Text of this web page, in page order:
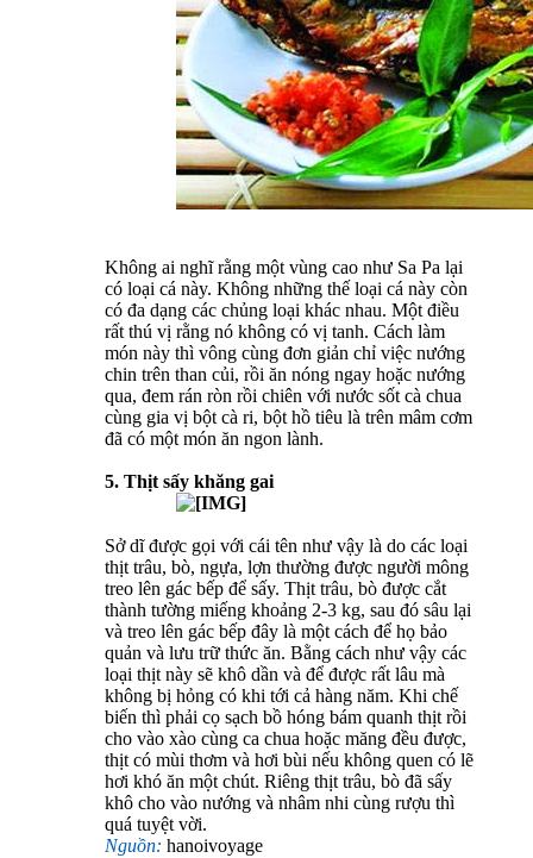
Không ai nghĩ rằng một vùng cao như Sa Pa lại
có loại cá này. Không những thế loại cá này còn
có đa dạng các chủng loại khác nhau. Một điều
rất thú vị rằng nó không có vị tanh. Cách làm
món này thì vông cùng đơn giản chỉ việc nướng
chin trên than củi, rồi ăn nóng ngay hoặc nướng
qua, đem rán ròn rồi chiên với nước sốt cà chua
cùng gia vị bột cà ri, bột hồ tiêu là trên mâm cơm
đã có một món ăn ngon lành.
5. Thịt sấy khăng gai
Sở dĩ được gọi với cái tên như vậy là do các loại
thịt trâu, bò, ngựa, lợn thường được người mông
treo lên gác bếp để sấy. Thịt trâu, bò được cắt
thành tường miếng khoảng 2-3 kg, sau đó sâu lại
và treo lên gác bếp đây là một cách để họ bảo
quản và lưu trữ thức ăn. Bằng cách như vậy các
loại thịt này sẽ khô dần và để được rất lâu mà
không bị hỏng có khi tới cả hàng năm. Khi chế
biến thì phải cọ sạch bồ hóng bám quanh thịt rồi
cho vào xào cùng ca chua hoặc măng đều được,
thịt có mùi thơm và hơi bùi nếu không quen có lẽ
hơi khó ăn một chút. Riêng thịt trâu, bò đã sấy
khô cho vào nướng và nhâm nhi cùng rượu thì
quá tuyệt vời.
Nguồn: hanoivoyage